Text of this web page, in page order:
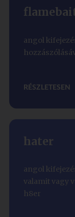
angol
RÉSZLETESEN
hater
angol
valamit vagy
h8er